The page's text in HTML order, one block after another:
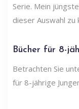
Serie. Mein
dieser Auswahl zu
Bücher für 8-
Betrachten Sie
für 8-jährige